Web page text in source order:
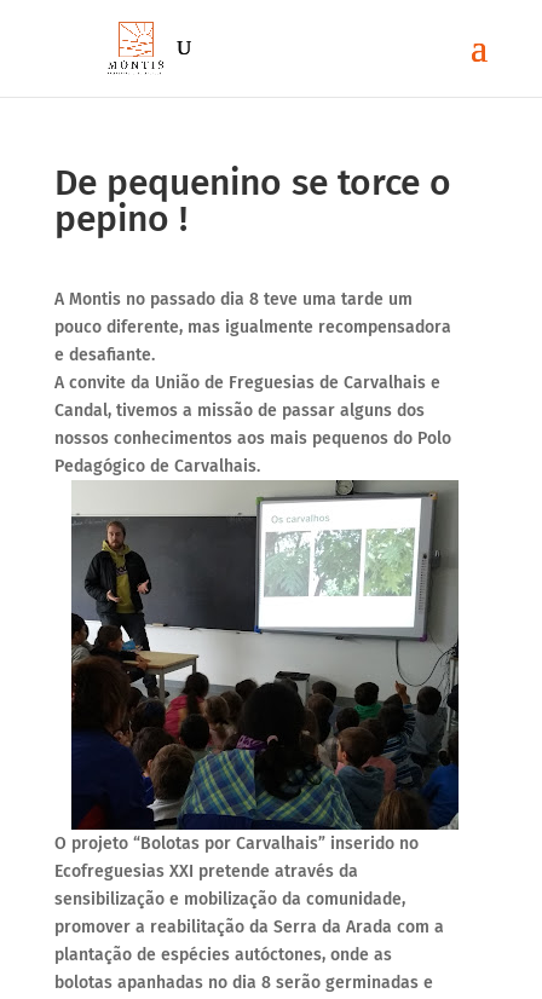
De pequenino se torce o
pepino !
A Montis no passado dia 8 teve uma tarde um
pouco diferente, mas igualmente recompensadora
e desafiante.
A convite da União de Freguesias de Carvalhais e
Candal, tivemos a missão de passar alguns dos
nossos conhecimentos aos mais pequenos do Polo
Pedagógico de Carvalhais.
O projeto “Bolotas por Carvalhais” inserido no
Ecofreguesias XXI pretende através da
sensibilização e mobilização da comunidade,
promover a reabilitação da Serra da Arada com a
plantação de espécies autóctones, onde as
bolotas apanhadas no dia 8 serão germinadas e